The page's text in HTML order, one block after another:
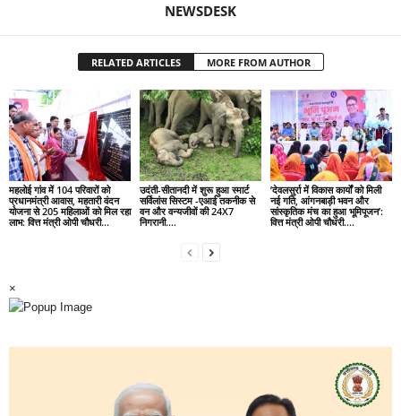
NEWSDESK
RELATED ARTICLES MORE FROM AUTHOR
महलोई गांव में 104 परिवारों को
प्रधानमंत्री आवास, महतारी वंदन
योजना से 205 महिलाओं को मिल रहा
लाभ: वित्त मंत्री ओपी चौधरी…
उदंती-सीतानदी में शुरू हुआ स्मार्ट
सर्विलांस सिस्टम -एआई तकनीक से
वन और वन्यजीवों की 24X7
निगरानी….
’देवलसुर्रा में विकास कार्यों को मिली
नई गति, आंगनबाड़ी भवन और
सांस्कृतिक मंच का हुआ भूमिपूजन’:
वित्त मंत्री ओपी चौधरी….
×